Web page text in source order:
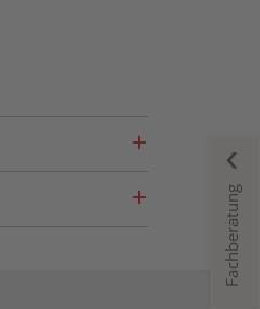
Fachberatung